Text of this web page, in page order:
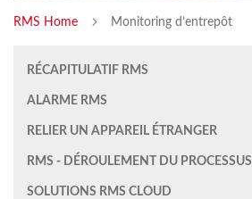
RMS Home Monitoring d’entrepôt
RÉCAPITULATIF RMS
ALARME RMS
RELIER UN APPAREIL ÉTRANGER
RMS - DÉROULEMENT DU PROCESSUS
SOLUTIONS RMS CLOUD